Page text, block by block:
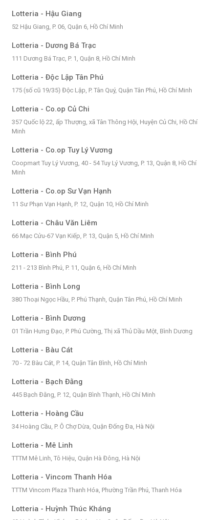
Lotteria - Hậu Giang
52 Hậu Giang, P. 06, Quận 6, Hồ Chí Minh
Lotteria - Dương Bá Trạc
111 Dương Bá Trạc, P. 1, Quận 8, Hồ Chí Minh
Lotteria - Độc Lập Tân Phú
175 (số cũ 19/35) Độc Lập, P. Tân Quý, Quận Tân Phú, Hồ Chí Minh
Lotteria - Co.op Củ Chi
357 Quốc lộ 22, ấp Thượng, xã Tân Thông Hội, Huyện Củ Chi, Hồ Chí
Minh
Lotteria - Co.op Tuy Lý Vương
Coopmart Tuy Lý Vương, 40 - 54 Tuy Lý Vương, P. 13, Quận 8, Hồ Chí
Minh
Lotteria - Co.op Sư Vạn Hạnh
11 Sư Phạn Vạn Hạnh, P. 12, Quận 10, Hồ Chí Minh
Lotteria - Châu Văn Liêm
66 Mạc Cửu-67 Vạn Kiếp, P. 13, Quận 5, Hồ Chí Minh
Lotteria - Bình Phú
211 - 213 Bình Phú, P. 11, Quận 6, Hồ Chí Minh
Lotteria - Bình Long
380 Thoại Ngọc Hầu, P. Phú Thạnh, Quận Tân Phú, Hồ Chí Minh
Lotteria - Bình Dương
01 Trần Hưng Đạo, P. Phú Cường, Thị xã Thủ Dầu Một, Bình Dương
Lotteria - Bàu Cát
70 - 72 Bàu Cát, P. 14, Quận Tân Bình, Hồ Chí Minh
Lotteria - Bạch Đằng
445 Bạch Đằng, P. 12, Quận Bình Thạnh, Hồ Chí Minh
Lotteria - Hoàng Cầu
34 Hoàng Cầu, P. Ô Chợ Dừa, Quận Đống Đa, Hà Nội
Lotteria - Mê Linh
TTTM Mê Linh, Tô Hiệu, Quận Hà Đông, Hà Nội
Lotteria - Vincom Thanh Hóa
TTTM Vincom Plaza Thanh Hóa, Phường Trần Phú, Thanh Hóa
Lotteria - Huỳnh Thúc Kháng